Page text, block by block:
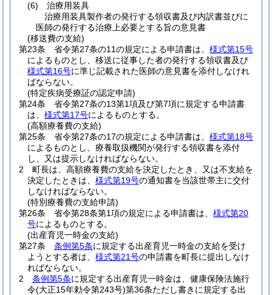
(6)
治療用装具
治療用装具製作者の発行する領収書及び内訳書並びに
医師の発行する治療上必要とする旨の意見書
(移送費の支給)
第23条
省令第27条の11の規定による申請書は、 様式第15号
によるものとし、移送に従事した者の発行する領収書及び
様式第16号に準じ記載された医師の意見書を添付しなけれ
ばならない。
(特定疾病受療証の認定申請)
第24条
省令第27条の13第1項及び第7項に規定する申請書
は、 様式第17号によるものとする。
(高額療養費の支給)
第25条
省令第27条の17の規定による申請書は、 様式第18号
によるものとし、療養取扱機関が発行する領収書を添付
し、又は提示しなければならない。
2
町長は、高額療養費の支給を決定したとき、又は不支給を
決定したときは、 様式第19号の通知書を当該世帯主に交付
しなければならない。
(特別療養費の支給申請)
第26条
省令第28条第1項の規定による申請書は、 様式第20
号によるものとする。
(出産育児一時金の支給)
第27条
条例第5条に規定する出産育児一時金の支給を受け
ようとする者は、 様式第21号の申請書を町長に提出しなけ
ればならない。
2
条例第5条に規定する出産育児一時金は、健康保険法施行
令(大正15年勅令第243号)第36条ただし書きに規定する出